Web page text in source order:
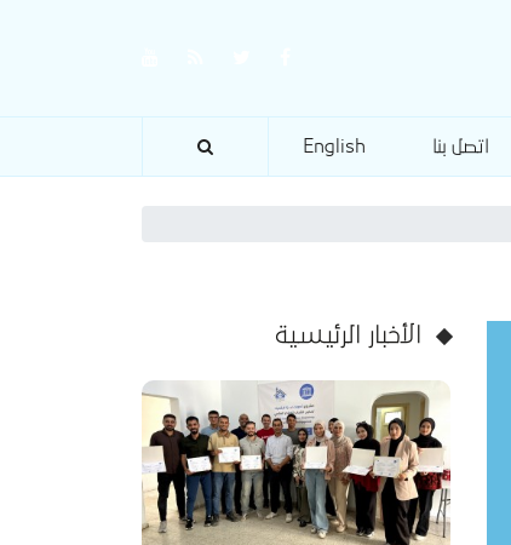
اتصل بنا English
الأخبار الرئيسية